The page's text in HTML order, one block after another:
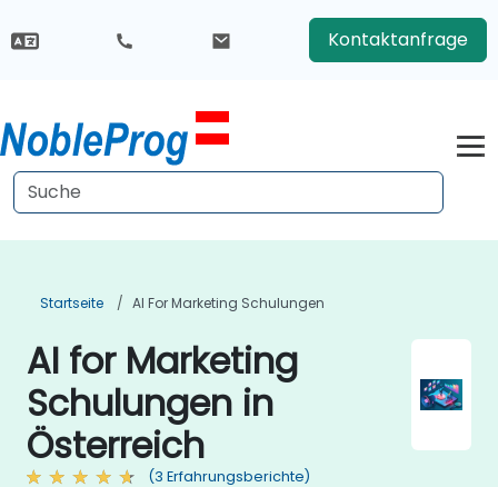
Kontaktanfrage
Startseite AI For Marketing Schulungen
AI for Marketing
Schulungen in
Österreich
(3 Erfahrungsberichte)